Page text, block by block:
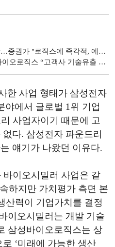
에 즉각적, 에피스에 중장기적 이익 가능"
스 “고객사 기술유출 우려 마침표”
한 사업 형태가 삼성전자
야에서 글로벌 1위 기업
사업자이기 때문에 고
다. 삼성전자 파운드리
얘기가 나왔던 이유다.
이오시밀러 사업은 같
하지만 가치평가 측면 본
산력이 기업가치를 결정
이오시밀러는 개발 기술
삼성바이오로직스는 상
‘미래에 가능한 생산